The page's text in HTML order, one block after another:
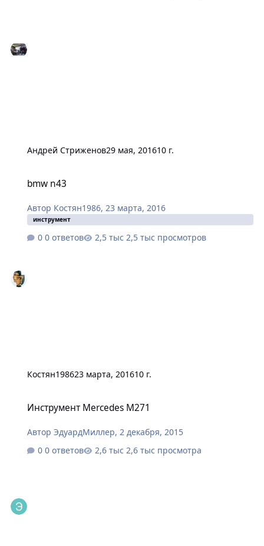
Андрей Стриженов29 мая, 201610 г.
bmw n43
Автор Костян1986, 23 марта, 2016
инструмент
0 ответов 2,5 тыс просмотров
Костян198623 марта, 201610 г.
Инструмент Mercedes M271
АвторЭдуардМиллер, 2 декабря, 2015
0 ответов
2,6 тыс просмотра